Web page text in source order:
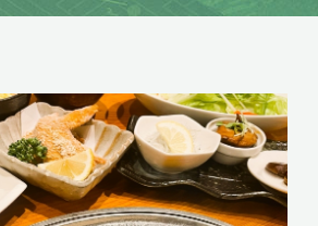
を
マイページ
・キャンセル